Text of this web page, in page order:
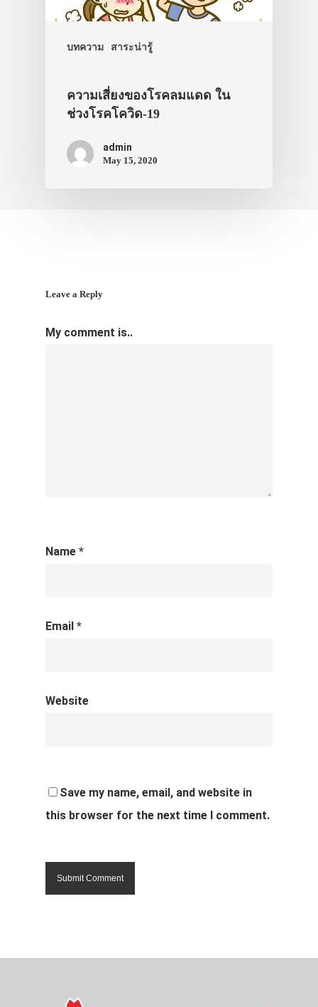
บทความ สาระน่ารู้
ความเสี่ยงของโรคลมแดด ใน
ช่วงโรคโควิด-19
admin
May 15, 2020
Leave a Reply
My comment is..
Name *
Email *
Website
Save my name, email, and website in
this browser for the next time I comment.